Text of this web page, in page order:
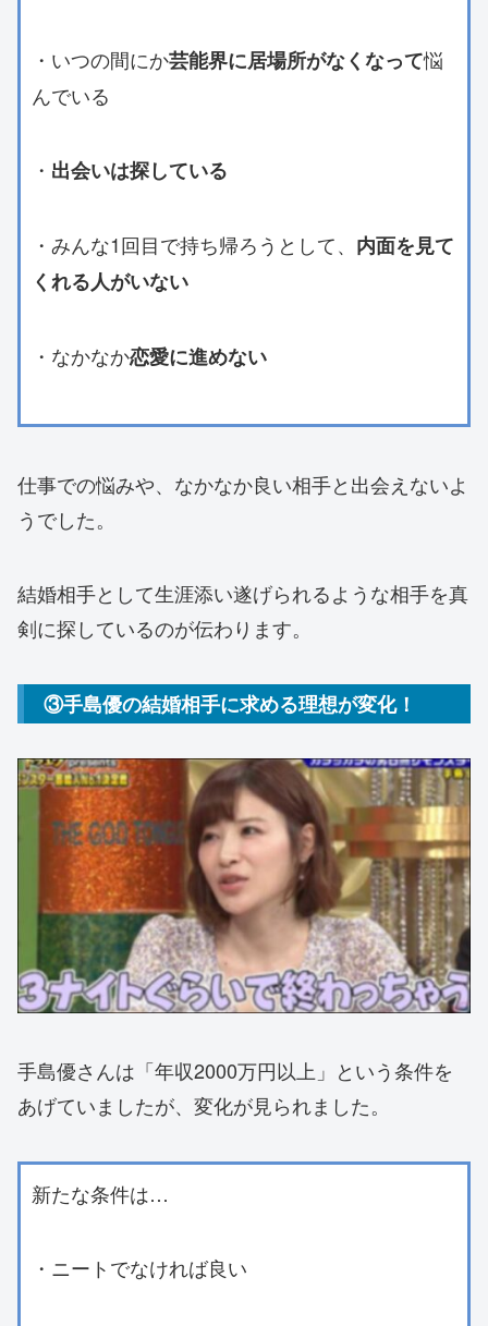
・いつの間にか芸能界に居場所がなくなって悩
んでいる
・ 出会いは探している
・みんな1回目で持ち帰ろうとして、 内面を見て
くれる人がいない
・なかなか恋愛に進めない
仕事での悩みや、なかなか良い相手と出会えないよ
うでした。
結婚相手として生涯添い遂げられるような相手を真
剣に探しているのが伝わります。
③手島優の結婚相手に求める理想が変化！
手島優さんは「年収2000万円以上」という条件を
あげていましたが、変化が見られました。
新たな条件は…
・ニートでなければ良い